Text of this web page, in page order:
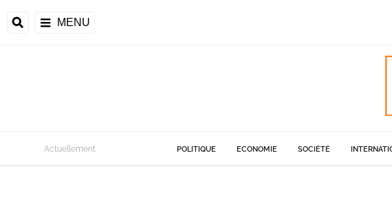
MENU
Actuellement POLITIQUE ECONOMIE SOCIÉTÉ